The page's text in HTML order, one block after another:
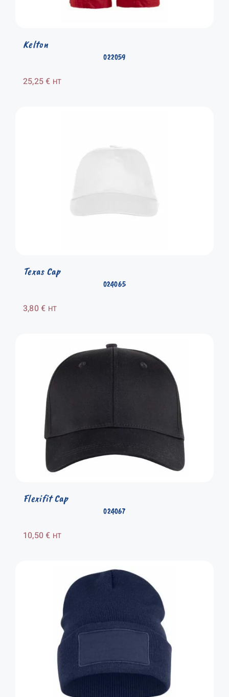
022059
Kelton
25,25€ HT
024065
Texas Cap
3,80€ HT
024067
Flexifit Cap
10,50€ HT